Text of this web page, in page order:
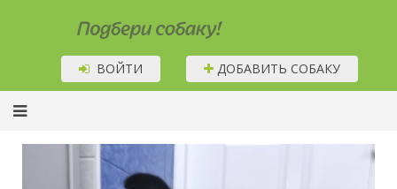
Подбери собаку!
ВОЙТИ ДОБАВИТЬ СОБАКУ